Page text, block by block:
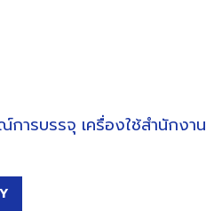
การบรรจุ เครื่องใช้สำนักงาน